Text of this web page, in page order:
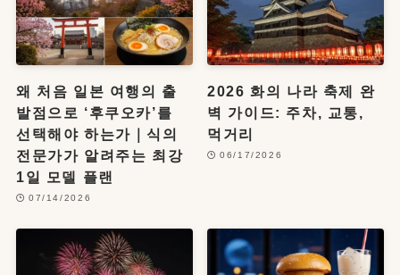
왜 처음 일본 여행의 출
발점으로 ‘후쿠오카’를
선택해야 하는가｜식의
전문가가 알려주는 최강
1일 모델 플랜
07/14/2026
2026 화의 나라 축제 완
벽 가이드: 주차, 교통,
먹거리
06/17/2026